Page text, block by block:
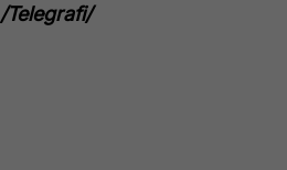
/Telegrafi/